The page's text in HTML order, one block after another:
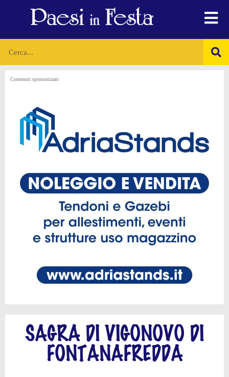
Contenuti sponsorizzati
SAGRA DI VIGONOVO DI
FONTANAFREDDA